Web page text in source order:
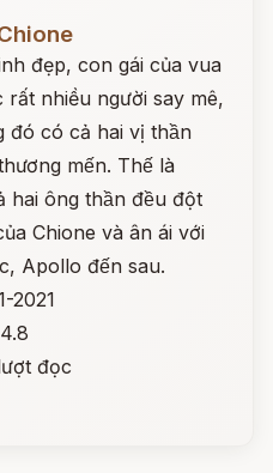
đẹp, con gái của vua
rất nhiều người say mê,
đó có cả hai vị thần
mến. Thế là
hai ông thần đều đột
Chione và ân ái với
Apollo đến sau.
2021
đọc